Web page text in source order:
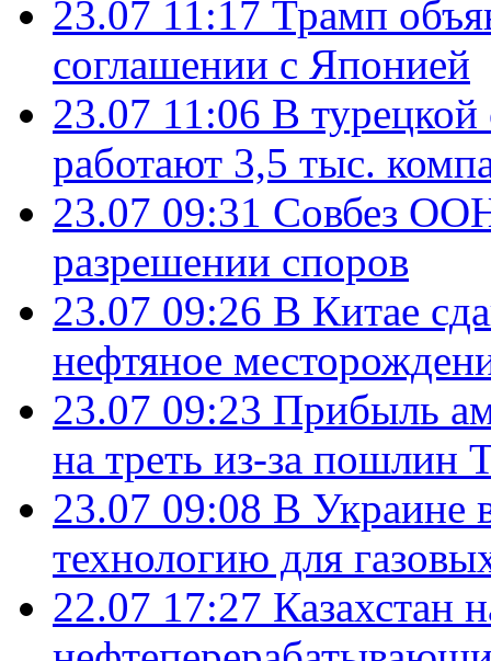
23.07 11:17 Трамп
соглашении с Японией
23.07 11:06 В
работают 3,5 тыс.
23.07 09:31 Совбез
разрешении споров
23.07 09:26 В Китае
нефтяное
23.07 09:23 Прибыль
на треть из-за пошлин
23.07 09:08 В Украине
технологию для
22.07 17:27 Казахстан